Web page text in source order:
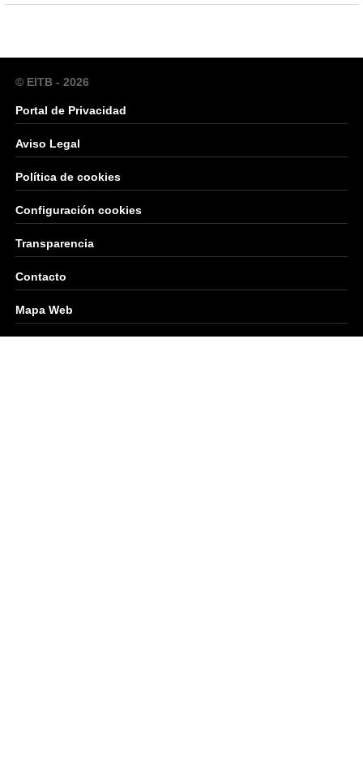
© EITB - 2026
Portal de Privacidad
Aviso Legal
Política de cookies
Configuración cookies
Transparencia
Contacto
Mapa Web